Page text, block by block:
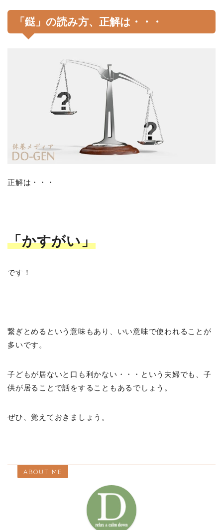
「鎹」の読み方、正解は・・・
正解は・・・
「かすがい」
です！
繋ぎとめるという意味もあり、いい意味で使われることが
多いです。
子どもが居ないと口も利かない・・・という夫婦でも、子
供が居ることで話をすることもあるでしょう。
ぜひ、覚えておきましょう。
ABOUT ME